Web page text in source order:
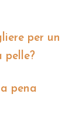
per un
pelle?
pena